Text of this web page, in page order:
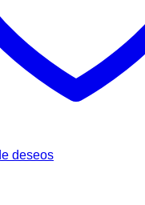
deseos